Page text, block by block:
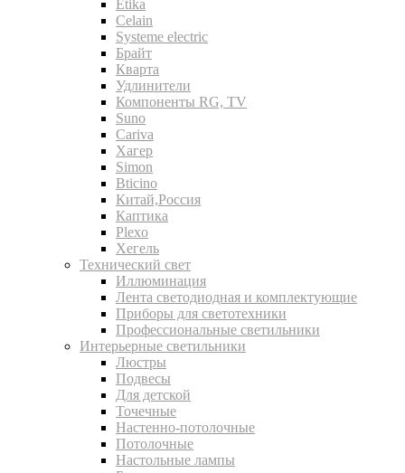
Etika
Celain
Systeme electric
Брайт
Кварта
Удлинители
Компоненты RG, TV
Suno
Cariva
Хагер
Simon
Bticino
Китай,Россия
Каптика
Plexo
Хегель
Технический свет
Иллюминация
Лента светодиодная и комплектующие
Приборы для светотехники
Профессиональные светильники
Интерьерные светильники
Люстры
Подвесы
Для детской
Точечные
Настенно-потолочные
Потолочные
Настольные лампы